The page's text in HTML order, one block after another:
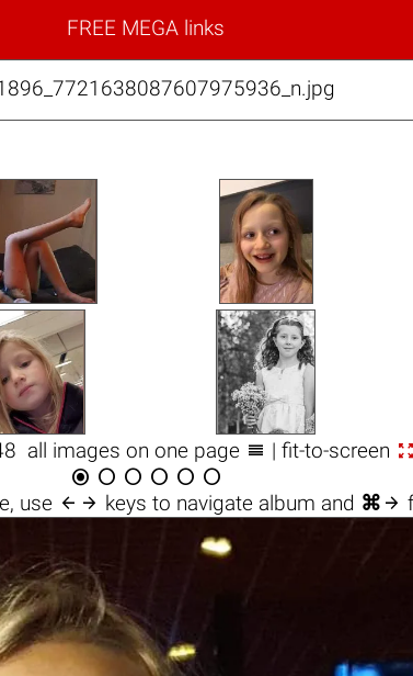
FREE MEGA links
all images on one page  | fit-to-screen 
     
use  keys to navigate album and ⌘ 